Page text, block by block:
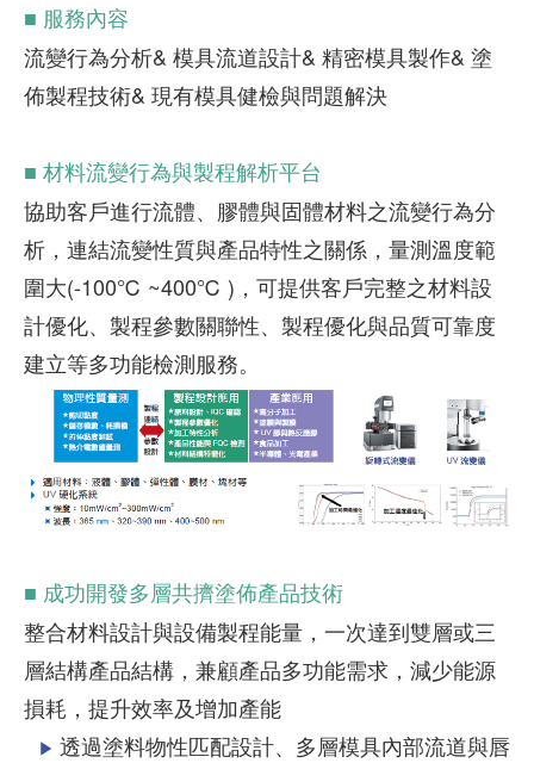
■ 服務內容
流變行為分析& 模具流道設計& 精密模具製作& 塗
佈製程技術& 現有模具健檢與問題解決
■ 材料流變行為與製程解析平台
協助客戶進行流體、膠體與固體材料之流變行為分
析，連結流變性質與產品特性之關係，量測溫度範
圍大(-100℃ ~400℃ )，可提供客戶完整之材料設
計優化、製程參數關聯性、製程優化與品質可靠度
建立等多功能檢測服務。
■ 成功開發多層共擠塗佈產品技術
整合材料設計與設備製程能量，一次達到雙層或三
層結構產品結構，兼顧產品多功能需求，減少能源
損耗，提升效率及增加產能
▶ 透過塗料物性匹配設計、多層模具內部流道與唇